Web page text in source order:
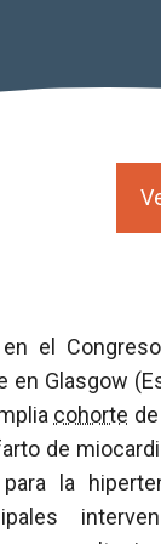
el
Glasgow
cohorte
de
para la